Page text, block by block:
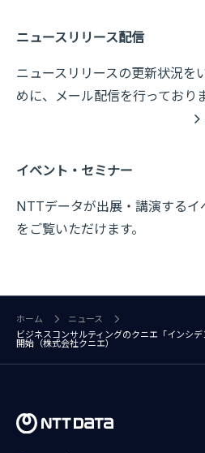
ニュースリリース配信
ニュースリリースの更新状況を
めに、メール配信を行っておりま
イベント・セミナー
NTTデータが出展・講演するイ
をご覧いただけます。
ホーム
ニュース
ビジネスコンサルティングのクニエ「インシ
開始（株式会社クニエ）